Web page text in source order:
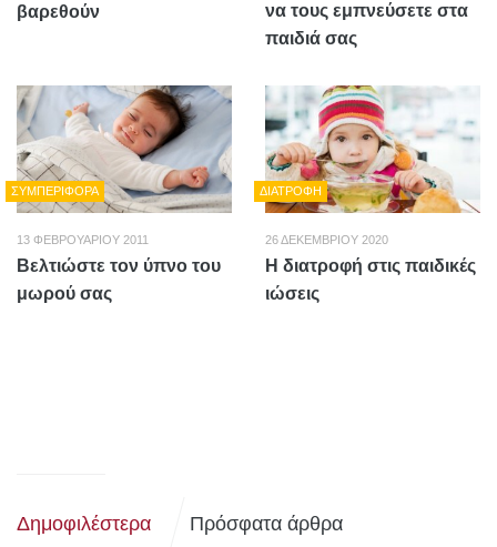
βαρεθούν
να τους εμπνεύσετε στα
παιδιά σας
ΣΥΜΠΕΡΙΦΟΡΆ
13 ΦΕΒΡΟΥΑΡΊΟΥ 2011
Βελτιώστε τον ύπνο του
μωρού σας
ΔΙΑΤΡΟΦΉ
26 ΔΕΚΕΜΒΡΊΟΥ 2020
Η διατροφή στις παιδικές
ιώσεις
Δημοφιλέστερα Πρόσφατα άρθρα